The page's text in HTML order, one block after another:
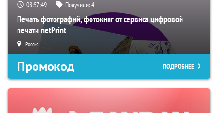
08:57:48 Получили:4
Печать фотографий, фотокниг от сервиса цифровой
печати netPrint
Россия
Промокод ПОДРОБНЕЕ